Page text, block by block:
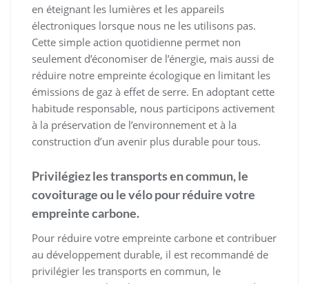
en éteignant les lumières et les appareils
électroniques lorsque nous ne les utilisons pas.
Cette simple action quotidienne permet non
seulement d’économiser de l’énergie, mais aussi de
réduire notre empreinte écologique en limitant les
émissions de gaz à effet de serre. En adoptant cette
habitude responsable, nous participons activement
à la préservation de l’environnement et à la
construction d’un avenir plus durable pour tous.
Privilégiez les transports en commun, le
covoiturage ou le vélo pour réduire votre
empreinte carbone.
Pour réduire votre empreinte carbone et contribuer
au développement durable, il est recommandé de
privilégier les transports en commun, le